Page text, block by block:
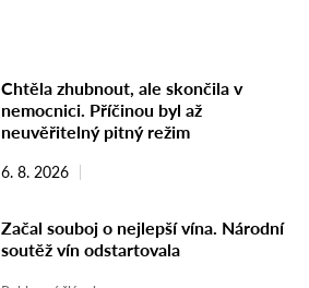
Chtěla zhubnout, ale skončila v
nemocnici. Příčinou byl až
neuvěřitelný pitný režim
6. 8. 2026
Začal souboj o nejlepší vína. Národní
soutěž vín odstartovala